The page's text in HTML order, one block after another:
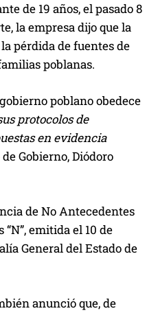
de 19 años, el pasado 8
la empresa dijo que la
pérdida de fuentes de
poblanas.
poblano obedece
protocolos de
en evidencia
Gobierno, Diódoro
de No Antecedentes
emitida el 10 de
General del Estado de
anunció que, de